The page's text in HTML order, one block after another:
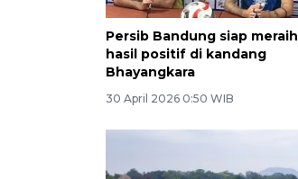
Persib Bandung siap meraih
hasil positif di kandang
Bhayangkara
30 April 2026 0:50 WIB